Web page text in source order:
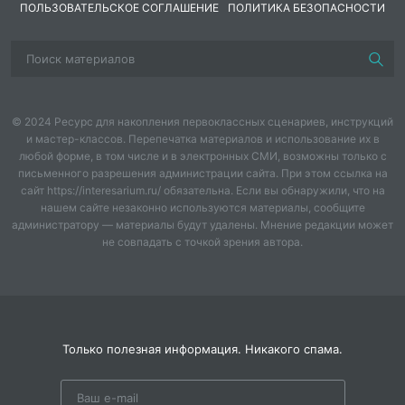
ситуации, почему важно уделять внимание друзьям
ПОЛЬЗОВАТЕЛЬСКОЕ СОГЛАШЕНИЕ
ПОЛИТИКА БЕЗОПАСНОСТИ
© 2024 Ресурс для накопления первоклассных сценариев, инструкций
и мастер-классов. Перепечатка материалов и использование их в
любой форме, в том числе и в электронных СМИ, возможны только с
письменного разрешения администрации сайта. При этом ссылка на
сайт https://interesarium.ru/ обязательна. Если вы обнаружили, что на
нашем сайте незаконно используются материалы, сообщите
администратору — материалы будут удалены. Мнение редакции может
не совпадать с точкой зрения автора.
Только полезная информация. Никакого спама.